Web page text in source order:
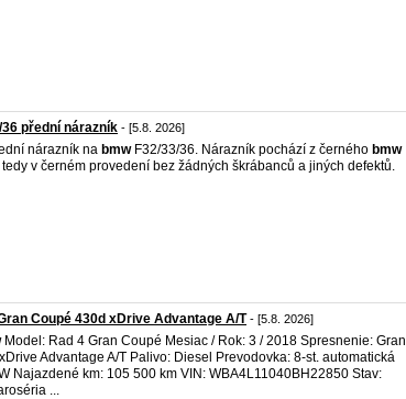
36 přední nárazník - [5.8. 2026]
nárazník na bmwF32/33/36. Nárazník pochází z černého bmw
tedy v černém provedení bez žádných škrábanců a jiných defektů.
Coupé 430d xDrive Advantage A/T- [5.8. 2026]
Model: Rad 4 Gran Coupé Mesiac / Rok: 3 / 2018 Spresnenie: Gran
xDrive Advantage A/T Palivo: Diesel Prevodovka: 8-st. automatická
Najazdené km: 105 500 km VIN: WBA4L11040BH22850 Stav:
...